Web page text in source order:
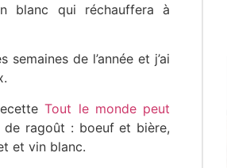
blanc qui réchauffera à
de l’année et j’ai
Tout le monde peut
ragoût : boeuf et bière,
et vin blanc.